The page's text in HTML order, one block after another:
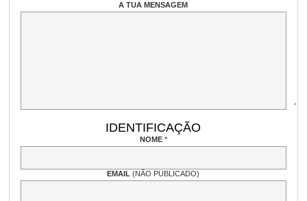
A TUA MENSAGEM
IDENTIFICAÇÃO
NOME *
EMAIL(NÃO PUBLICADO)